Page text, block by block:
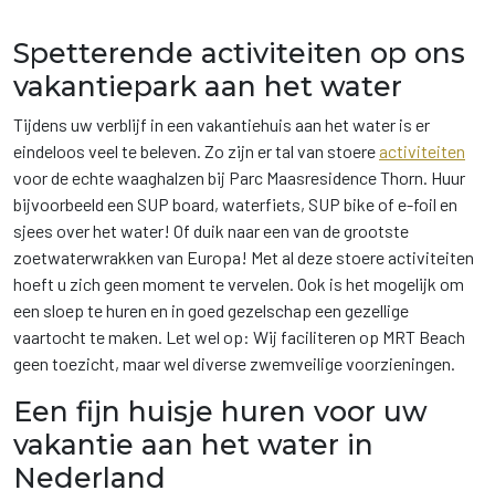
Spetterende activiteiten op ons
vakantiepark aan het water
Tijdens uw verblijf in een vakantiehuis aan het water is er
eindeloos veel te beleven. Zo zijn er tal van stoere activiteiten
voor de echte waaghalzen bij Parc Maasresidence Thorn. Huur
bijvoorbeeld een SUP board, waterfiets, SUP bike of e-foil en
sjees over het water! Of duik naar een van de grootste
zoetwaterwrakken van Europa! Met al deze stoere activiteiten
hoeft u zich geen moment te vervelen. Ook is het mogelijk om
een sloep te huren en in goed gezelschap een gezellige
vaartocht te maken. Let wel op: Wij faciliteren op MRT Beach
geen toezicht, maar wel diverse zwemveilige voorzieningen.
Een fijn huisje huren voor uw
vakantie aan het water in
Nederland